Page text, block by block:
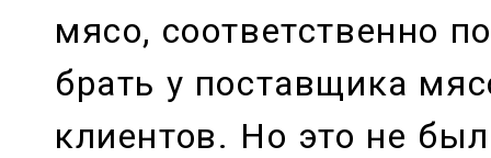
мясо, соответственно
брать у поставщика
клиентов. Но это не